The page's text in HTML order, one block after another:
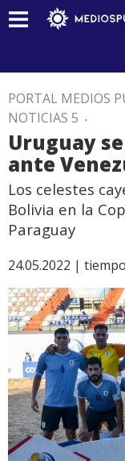
PORTAL MEDIOS
NOTICIAS 5 .
Uruguay
ante
Los celestes
Bolivia en la
Paraguay
24.05.2022 |